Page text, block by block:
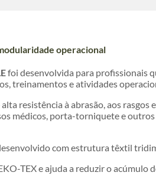
operacional
foi desenvolvida para profissionais
treinamentos e atividades
resistência à abrasão, aos
médicos, porta-torniquete e
com estrutura têxtil
TEX e ajuda a reduzir o